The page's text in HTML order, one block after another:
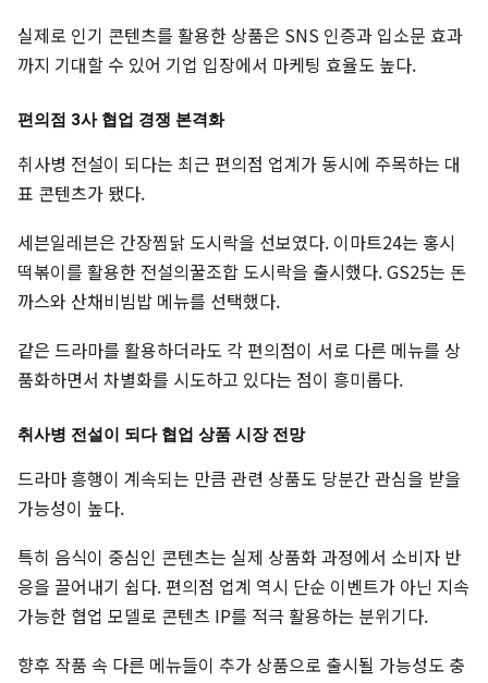
실제로 인기 콘텐츠를 활용한 상품은 SNS 인증과 입소문 효과
까지 기대할 수 있어 기업 입장에서 마케팅 효율도 높다.
편의점 3사 협업 경쟁 본격화
취사병 전설이 되다는 최근 편의점 업계가 동시에 주목하는 대
표 콘텐츠가 됐다.
세븐일레븐은 간장찜닭 도시락을 선보였다. 이마트24는 홍시
떡볶이를 활용한 전설의꿀조합 도시락을 출시했다. GS25는 돈
까스와 산채비빔밥 메뉴를 선택했다.
같은 드라마를 활용하더라도 각 편의점이 서로 다른 메뉴를 상
품화하면서 차별화를 시도하고 있다는 점이 흥미롭다.
취사병 전설이 되다 협업 상품 시장 전망
드라마 흥행이 계속되는 만큼 관련 상품도 당분간 관심을 받을
가능성이 높다.
특히 음식이 중심인 콘텐츠는 실제 상품화 과정에서 소비자 반
응을 끌어내기 쉽다. 편의점 업계 역시 단순 이벤트가 아닌 지속
가능한 협업 모델로 콘텐츠 IP를 적극 활용하는 분위기다.
향후 작품 속 다른 메뉴들이 추가 상품으로 출시될 가능성도 충